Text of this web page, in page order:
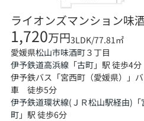
ライオンズマンション味
1,720万円3LDK/77.81㎡
愛媛県松山市味酒町３丁目
伊予鉄道高浜線 「古町」駅 徒歩4分
伊予鉄バス「宮西町（愛媛県）」
車 徒歩5分
伊予鉄道環状線(ＪＲ松山駅経由) 「
町」駅 徒歩6分